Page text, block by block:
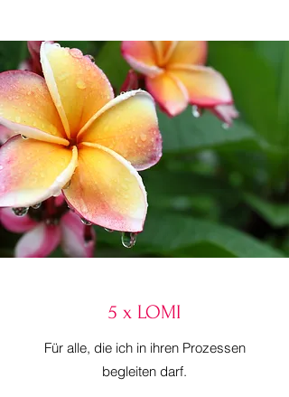
5 x LOMI
Für alle, die ich in ihren Prozessen
begleiten darf.